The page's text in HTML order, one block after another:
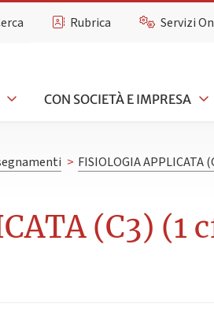
Rubrica Servizi
CON SOCIETÀ E IMPRESA
> FISIOLOGIA APPLICATA
(C3) (1